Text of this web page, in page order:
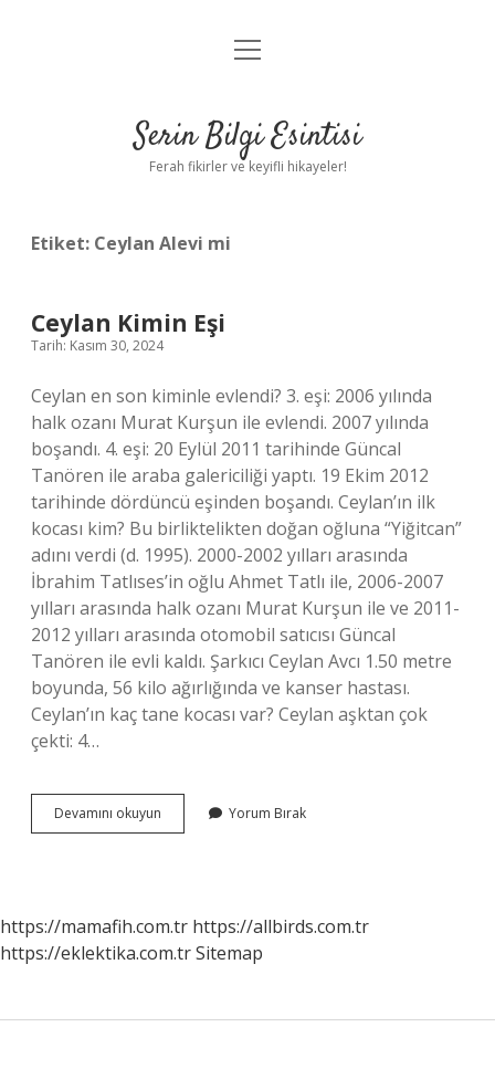
Anasayfa
Yasal Uyarı
menüyü
Serin Bilgi Esintisi
Ferah fikirler ve keyifli hikayeler!
Etiket: Ceylan Alevi mi
Ceylan Kimin Eşi
Tarih: Kasım 30, 2024
Ceylan en son kiminle evlendi? 3. eşi: 2006 yılında
halk ozanı Murat Kurşun ile evlendi. 2007 yılında
boşandı. 4. eşi: 20 Eylül 2011 tarihinde Güncal
Tanören ile araba galericiliği yaptı. 19 Ekim 2012
tarihinde dördüncü eşinden boşandı. Ceylan’ın ilk
kocası kim? Bu birliktelikten doğan oğluna “Yiğitcan”
adını verdi (d. 1995). 2000-2002 yılları arasında
İbrahim Tatlıses’in oğlu Ahmet Tatlı ile, 2006-2007
yılları arasında halk ozanı Murat Kurşun ile ve 2011-
2012 yılları arasında otomobil satıcısı Güncal
Tanören ile evli kaldı. Şarkıcı Ceylan Avcı 1.50 metre
boyunda, 56 kilo ağırlığında ve kanser hastası.
Ceylan’ın kaç tane kocası var? Ceylan aşktan çok
çekti: 4…
Devamını okuyun
Kimin
Yorum Bırak
https://mamafih.com.tr https://allbirds.com.tr
https://eklektika.com.trSitemap